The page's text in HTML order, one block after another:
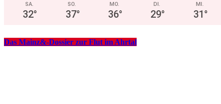
SA.
32°
SO.
37°
MO.
36°
DI.
29°
MI.
31°
Das Mainz&-Dossier zur Flut im Ahrtal